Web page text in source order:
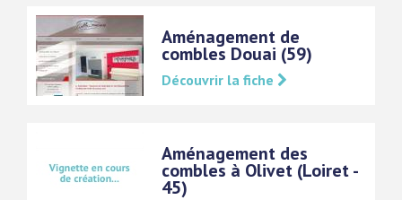
Aménagement de
combles Douai (59)
Découvrir la fiche
Aménagement des
combles à Olivet (Loiret -
45)